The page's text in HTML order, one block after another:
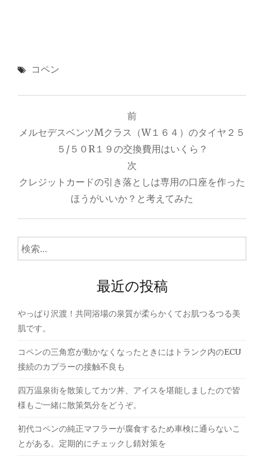
コペン
稿
ビ
ー
シ
ョ
前
メルセデスベンツMクラス（W１６４）のタイヤ２５
５/５０R１９の交換費用はいくら？
次
クレジットカードの引き落としは専用の口座を作った
ほうがいいか？と考えてみた
検
索:
最近の投稿
やっぱり沢渡！共同浴場の泉質が柔らかくてお肌つるつる美
肌です。
コペンの三角窓が動かなくなったときにはトランク内のECU
接続のカプラーの接触不良も
四万温泉街を散策してカツ丼、アイスを堪能しましたので皆
様もご一緒に散策気分をどうぞ。
初代コペンの純正マフラーが腐食するため車検に通らないこ
とがある。定期的にチェックし錆対策を